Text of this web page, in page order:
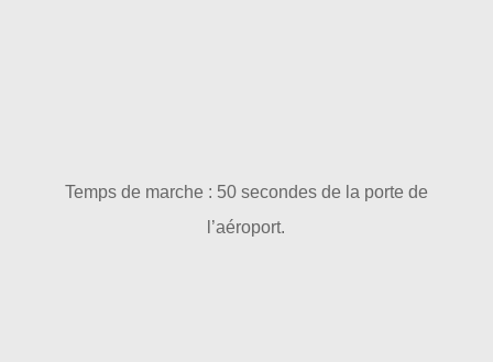
Temps de marche : 50 secondes de la porte de
l’aéroport.